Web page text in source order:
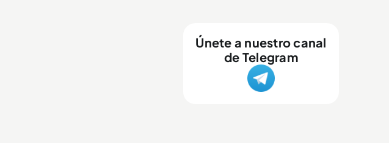
Únete a nuestro canal
de Telegram